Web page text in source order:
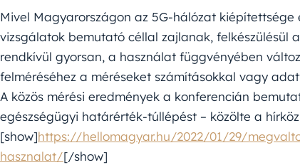
Mivel Magyarországon az 5G-hálózat
vizsgálatok bemutató céllal zajlanak, felkészülésül
rendkívül gyorsan, a használat függvényében
felméréséhez a méréseket számításokkal vagy
A közös mérési eredmények a konferencián
egészségügyi határérték-túllépést – közölte a
[show]https://hellomagyar.hu/2022/01/29/
hasznalat/[/show]